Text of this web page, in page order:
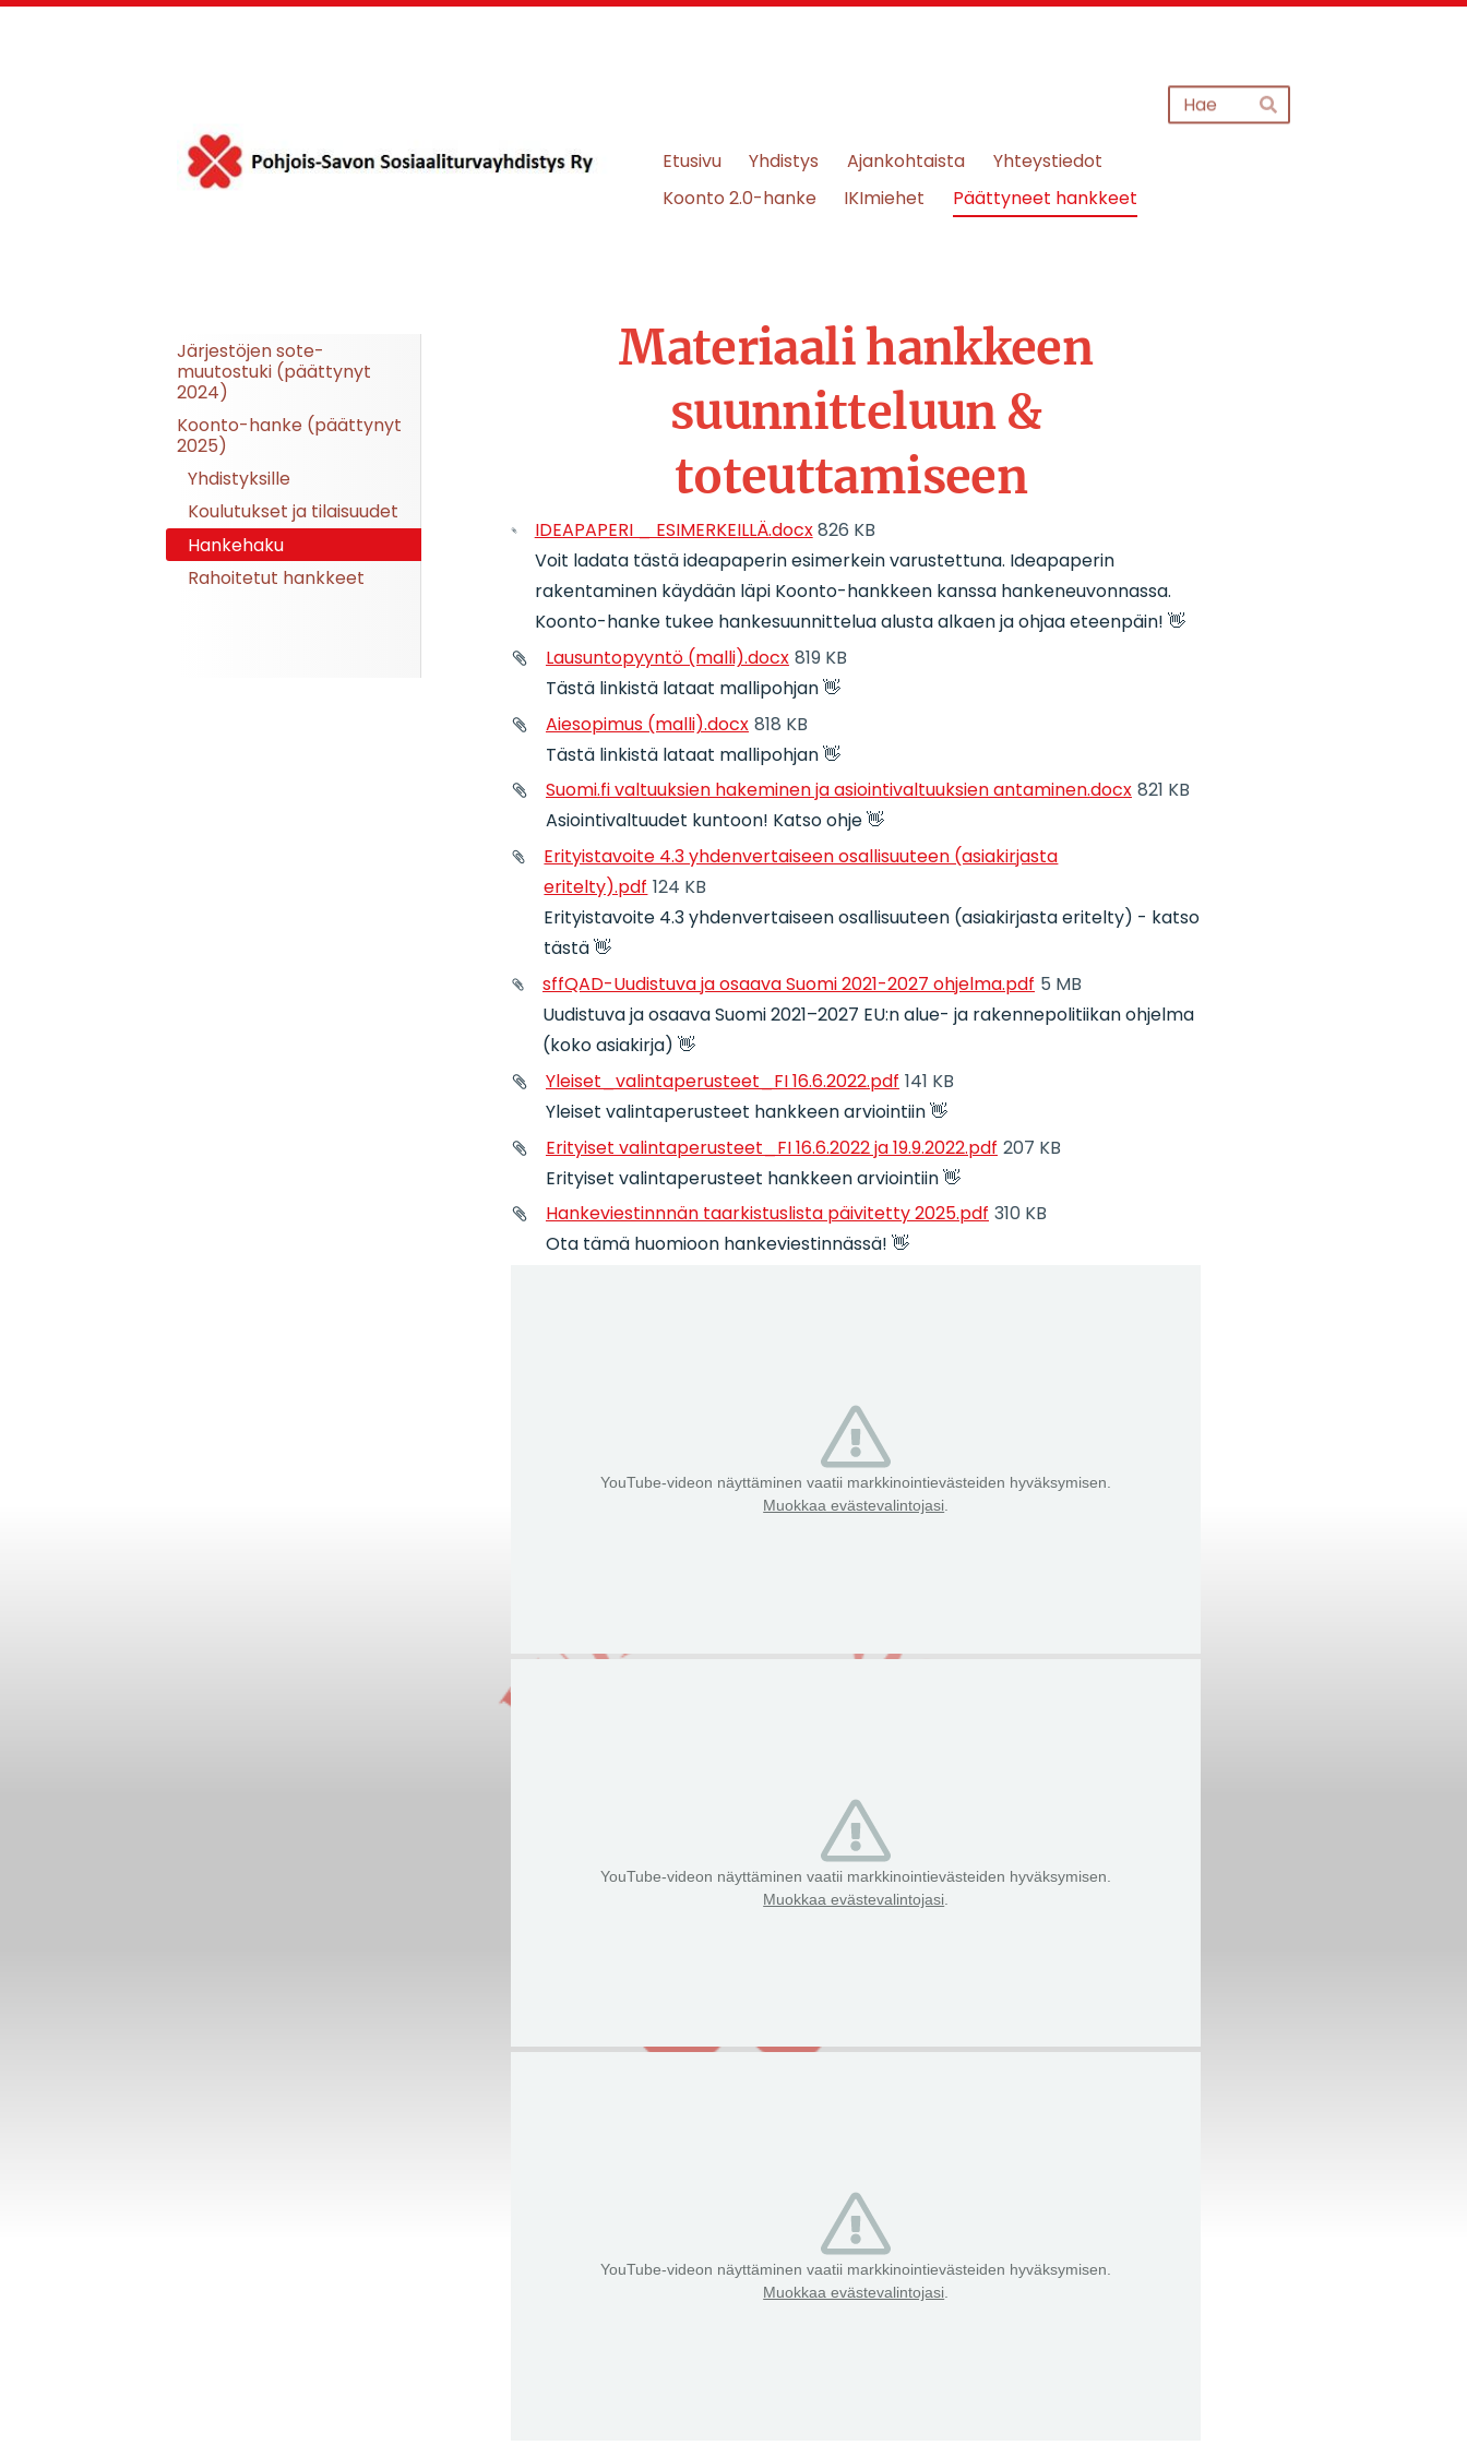
Hae
Pohjois-Savon Sosiaaliturvayhdistys Ry
Etusivu Yhdistys Ajankohtaista
Yhteystiedot
Koonto 2.0-hanke
IKImiehet Päättyneet hankkeet
Järjestöjen sote-
muutostuki (päättynyt
2024)
Koonto-hanke (päättynyt
2025)
Yhdistyksille
Koulutukset ja tilaisuudet
Hankehaku
Rahoitetut hankkeet
Materiaali hankkeen
suunnitteluun &
toteuttamiseen
IDEAPAPERI _ ESIMERKEILLÄ.docx 826 KB
Voit ladata tästä ideapaperin esimerkein varustettuna. Ideapaperin
rakentaminen käydään läpi Koonto-hankkeen kanssa hankeneuvonnassa.
Koonto-hanke tukee hankesuunnittelua alusta alkaen ja ohjaa eteenpäin! 👋
Lausuntopyyntö (malli).docx 819 KB
Tästä linkistä lataat mallipohjan 👋
Aiesopimus (malli).docx 818 KB
Tästä linkistä lataat mallipohjan 👋
Suomi.fi valtuuksien hakeminen ja asiointivaltuuksien antaminen.docx 821 KB
Asiointivaltuudet kuntoon! Katso ohje 👋
Erityistavoite 4.3 yhdenvertaiseen osallisuuteen (asiakirjasta
eritelty).pdf 124 KB
Erityistavoite 4.3 yhdenvertaiseen osallisuuteen (asiakirjasta eritelty) - katso
tästä 👋
sffQAD-Uudistuva ja osaava Suomi 2021-2027 ohjelma.pdf 5 MB
Uudistuva ja osaava Suomi 2021–2027 EU:n alue- ja rakennepolitiikan ohjelma
(koko asiakirja) 👋
Yleiset_valintaperusteet_FI 16.6.2022.pdf 141 KB
Yleiset valintaperusteet hankkeen arviointiin 👋
Erityiset valintaperusteet_FI 16.6.2022 ja 19.9.2022.pdf 207 KB
Erityiset valintaperusteet hankkeen arviointiin 👋
Hankeviestinnnän taarkistuslista päivitetty 2025.pdf 310 KB
Ota tämä huomioon hankeviestinnässä! 👋
YouTube-videon näyttäminen vaatii markkinointievästeiden hyväksymisen.
Muokkaa evästevalintojasi
YouTube-videon näyttäminen vaatii markkinointievästeiden hyväksymisen.
Muokkaa evästevalintojasi
YouTube-videon näyttäminen vaatii markkinointievästeiden hyväksymisen.
Muokkaa evästevalintojasi